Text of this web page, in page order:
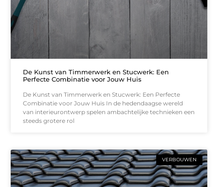
De Kunst van Timmerwerk en Stucwerk: Een
Perfecte Combinatie voor Jouw Huis
De Kunst van Timmerwerk en Stucwerk: Een Perfecte
Combinatie voor Jouw Huis In de hedendaagse wereld
van interieurontwerp spelen ambachtelijke technieken een
steeds grotere rol
VERBOUWEN